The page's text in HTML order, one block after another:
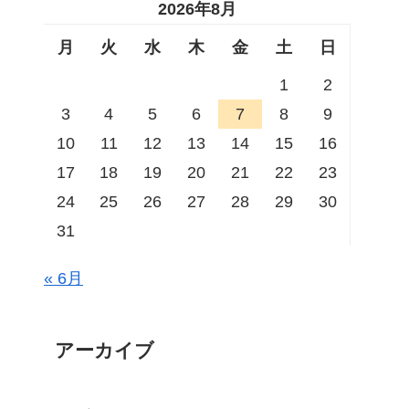
2026年8月
月 火 水 木 金 土 日
1
2
3
4 5 6 7 8
9
10
11 12 13 14 15
16
17
18 19 20 21 22
23
24
25 26 27 28 29
30
31
« 6月
アーカイブ